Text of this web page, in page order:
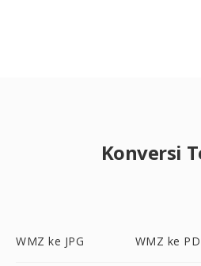
Konversi
WMZ ke JPG WMZ ke